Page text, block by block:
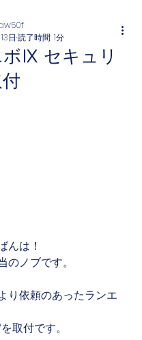
ボⅨ セキュリ
日 読了時間: 1分
んは！
のノブです。
り依頼のあったランエ
取付です。